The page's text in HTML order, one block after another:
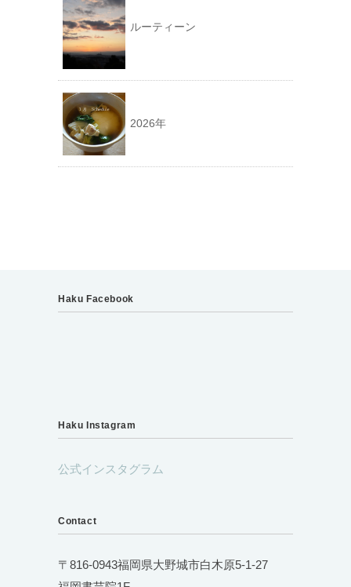
ルーティーン
2026年
Haku Facebook
Haku Instagram
公式インスタグラム
Contact
〒816-0943福岡県大野城市白木原5-1-27